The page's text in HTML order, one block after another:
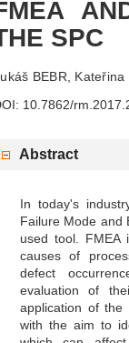
SPC
BEBR, Kateřina
10.7862/
Abstract
In today's
Failure Mode and
used tool.
causes of
defect
evaluation of
application of the
with the aim to